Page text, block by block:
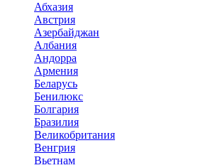
Абхазия
Австрия
Азербайджан
Албания
Андорра
Армения
Беларусь
Бенилюкс
Болгария
Бразилия
Великобритания
Венгрия
Вьетнам